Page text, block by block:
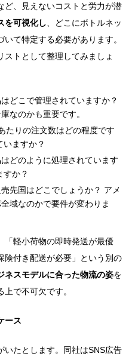
ど、見えないコストと労力が潜
を可視化し 、どこにボトルネッ
て特定する必要があります。
トとして整理してみましょ
どこで管理されていますか？
なのかも重要です。
たりの注文数はどの程度です
ますか？
どのように処理されています
すか？
先国はどこでしょうか？ アメ
域なのかで要件が変わりま
「軽小荷物の即時発送が最優
険付き配送が必要」という別の
ネスモデルに合った物流の姿を
で不可欠です。
ース
いたとします。同社はSNS広告